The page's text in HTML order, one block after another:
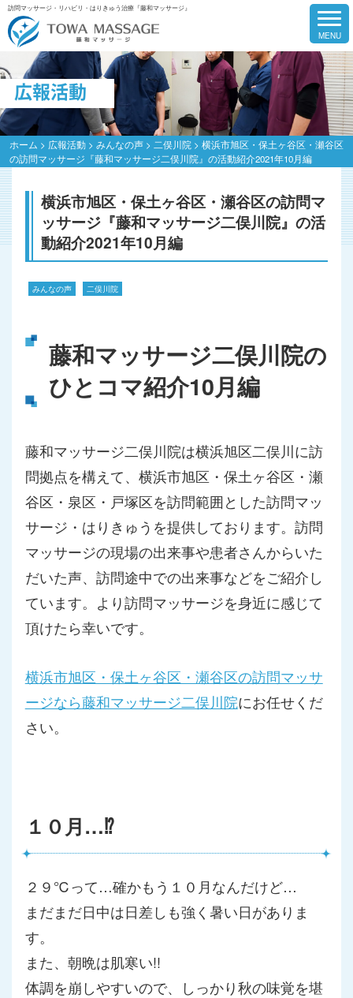
訪問マッサージ・リハビリ・はりきゅう治療『藤和マッサージ』
広報活動
ホーム > 広報活動> みんなの声> 二俣川院> 横浜市旭区・保土ヶ谷区・瀬谷区
の訪問マッサージ『藤和マッサージ二俣川院』の活動紹介2021年10月編
横浜市旭区・保土ヶ谷区・瀬谷区の訪問マ
ッサージ『藤和マッサージ二俣川院』の活
動紹介2021年10月編
みんなの声 二俣川院
藤和マッサージ二俣川院の
ひとコマ紹介10月編
藤和マッサージ二俣川院は横浜旭区二俣川に訪
問拠点を構えて、横浜市旭区・保土ヶ谷区・瀬
谷区・泉区・戸塚区を訪問範囲とした訪問マッ
サージ・はりきゅうを提供しております。訪問
マッサージの現場の出来事や患者さんからいた
だいた声、訪問途中での出来事などをご紹介し
ています。より訪問マッサージを身近に感じて
頂けたら幸いです。
横浜市旭区・保土ヶ谷区・瀬谷区の訪問マッサ
ージなら藤和マッサージ二俣川院にお任せくだ
さい。
１０月…⁉
２９℃って…確かもう１０月なんだけど…
まだまだ日中は日差しも強く暑い日がありま
す。
また、朝晩は肌寒い!!
体調を崩しやすいので、しっかり秋の味覚を堪